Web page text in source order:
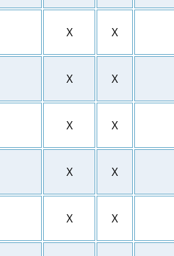
X X
X X
X X
X X
X X